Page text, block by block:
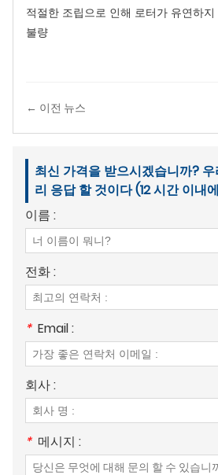
적절한 조립으로 인해 로터가 유연하
불량
← 이전 뉴스
최신 가격을 받으시겠습니까?
리 응답 할 것이다 (12 시간 이내
이름 :
전화 :
* Email :
회사 :
* 메시지 :